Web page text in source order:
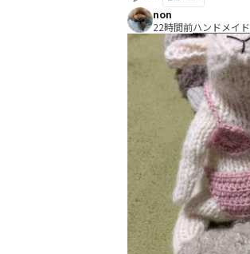
non
22時間前ハンドメイド